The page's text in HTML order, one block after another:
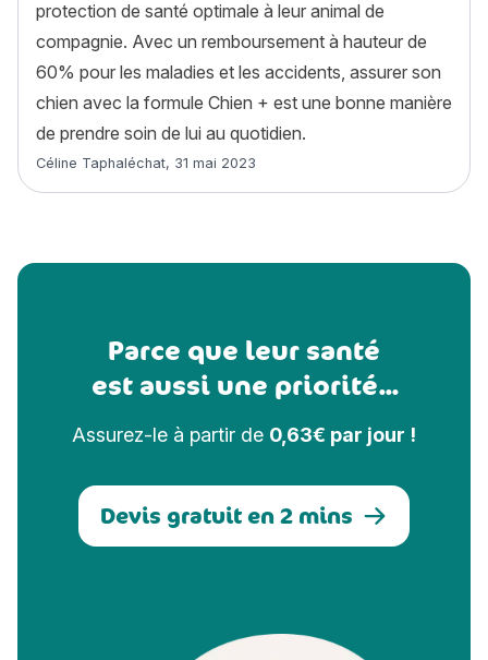
protection de santé optimale à leur animal de
compagnie. Avec un remboursement à hauteur de
60% pour les maladies et les accidents, assurer son
chien avec la formule Chien + est une bonne manière
de prendre soin de lui au quotidien.
Article rédigé par
Céline Taphaléchat, 31 mai 2023
Parce que leur santé
est aussi une priorité...
Assurez-le à partir de 0,63€ par jour !
Devis gratuit en 2 mins